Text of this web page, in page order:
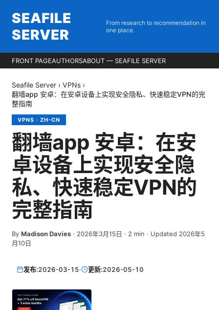
SEAFILE
SERVER
From research to recommendation in
one place.
FRONT PAGEAUTHORSABOUT — SEAFILE SERVER
Seafile Server › VPNs ›
翻墙app 安卓：在安卓设备上实现安全隐私、快速稳定VPN的完
整指南
VPNS · ZH-CN
翻墙app 安卓：在安
卓设备上实现安全隐
私、快速稳定VPN的
完整指南
By Madison Davies · 2026年3月15日 · 2 min · Updated 2026年5
月10日
发布:2026-03-15· 更新:2026-05-10